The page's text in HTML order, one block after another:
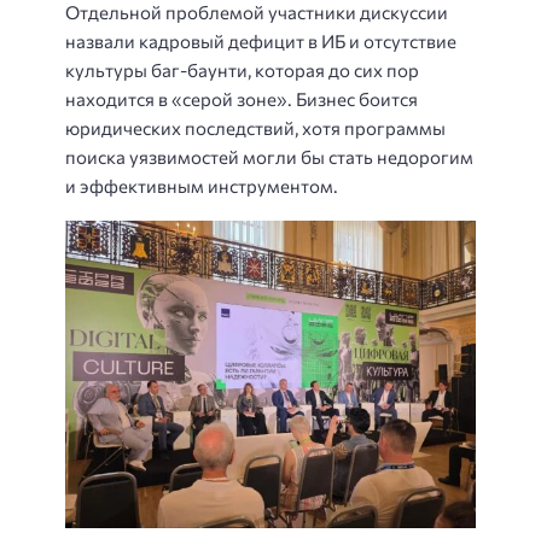
Отдельной проблемой участники дискуссии
назвали кадровый дефицит в ИБ и отсутствие
культуры баг-баунти, которая до сих пор
находится в «серой зоне». Бизнес боится
юридических последствий, хотя программы
поиска уязвимостей могли бы стать недорогим
и эффективным инструментом.